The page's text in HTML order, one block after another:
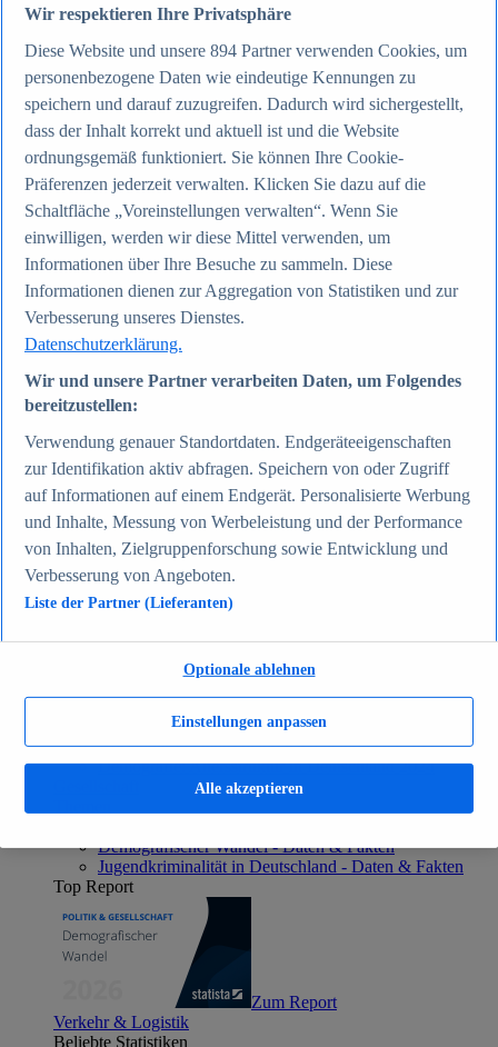
Zum Report
Internet
Beliebte Statistiken
Aktuelle Statistiken
Anzahl der Social-Media-Nutzer weltweit 2012-2025
Social Networks mit den meisten Nutzern weltweit
2025
Soziale Netzwerke in Deutschland nach Generationen
2025
Instagram - Nutzung nach Alter und Geschlecht in
Deutschland 2025
Podcasts - Nutzung 2016-2025
Internet
Themen
Weitere Themen
Social Media - Daten & Fakten
Top Report
Gesellschaft
Beliebte Statistiken
Bevölkerung Deutschlands nach relevanten
Altersgruppen 2024
Bürgergeld in Deutschland 2005-2025
Ausländer in Deutschland nach Nationalität 2025
Demografie: Altersstruktur in Deutschland 2024
Demografischer Wandel - Daten & Fakten
Jugendkriminalität in Deutschland - Daten & Fakten
Top Report
Zum Report
Verkehr & Logistik
Beliebte Statistiken
Wir respektieren Ihre Privatsphäre
Diese Website und unsere 894 Partner verwenden Cookies, um
personenbezogene Daten wie eindeutige Kennungen zu
speichern und darauf zuzugreifen. Dadurch wird sichergestellt,
dass der Inhalt korrekt und aktuell ist und die Website
ordnungsgemäß funktioniert. Sie können Ihre Cookie-
Präferenzen jederzeit verwalten. Klicken Sie dazu auf die
Schaltfläche „Voreinstellungen verwalten“. Wenn Sie
einwilligen, werden wir diese Mittel verwenden, um
Informationen über Ihre Besuche zu sammeln. Diese
Informationen dienen zur Aggregation von Statistiken und zur
Verbesserung unseres Dienstes.
Datenschutzerklärung.
Wir und unsere Partner verarbeiten Daten, um Folgendes
bereitzustellen:
Verwendung genauer Standortdaten. Endgeräteeigenschaften
zur Identifikation aktiv abfragen. Speichern von oder Zugriff
auf Informationen auf einem Endgerät. Personalisierte Werbung
und Inhalte, Messung von Werbeleistung und der Performance
von Inhalten, Zielgruppenforschung sowie Entwicklung und
Verbesserung von Angeboten.
Liste der Partner (Lieferanten)
Einstellungen anpassen
Optionale ablehnen
Alle akzeptieren